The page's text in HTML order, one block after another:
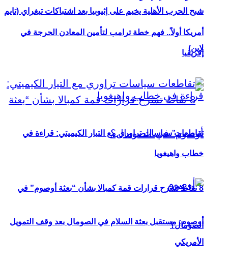
شبح الحرب الأهلية يخيم على إثيوبيا بعد اشتباكات تيغراي (تايم
لاين)
8 نقاط تشرح قرارات قمة كمبالا بشأن “بعثة أوصوم” في
الصومال؟
أمريكا أولاً.. فهم خطة ترامب لتأمين المعادن الحرجة في
إفريقيا
تقاطعات سياسات تراوري مع التيار الكيميتي: قراءة في
خطاب واهيغويا
أوصوم: مستقبل بعثة السلام في الصومال بعد وقف التمويل
الأمريكي